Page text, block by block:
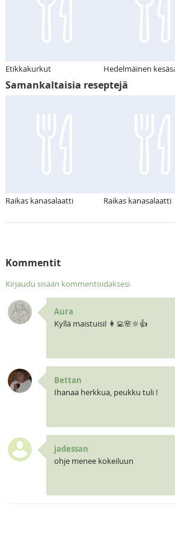
Etikkakurkut Hedelmäinen
Samankaltaisia reseptejä
Raikas kanasalaatti Raikas kanasalaatti
Kommentit
Kirjaudu sisään kommentoidaksesi
Aura
Kyllä maistuisi! 👩‍💻🌸🔆👍
Bettan
Ihanaa herkkua, peukku tuli !
jadessan
ohje menee kokeiluun